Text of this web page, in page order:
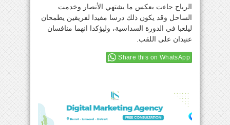
الرياح جاءت بعكس ما يشتهي الأنصار وخدمت
الساحل وقد يكون ذلك درسا مفيدا لفريقين يطمحان
ليلعبا في الدورة السداسية، وليؤكدا انهما منافسان
عنيدان على اللقب.
Share this on WhatsApp